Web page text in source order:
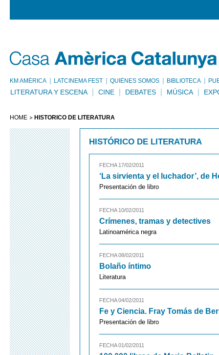
KM AMÈRICA LATCINEMA FEST QUIÉNES SOMOS BIBLIOTECA
LITERATURA Y ESCENA CINE DEBATES MÚSICA
HOME HISTÓRICO DE LITERATURA
HISTÓRICO DE LITERATURA
FECHA 17/02/2011
‘La sirvienta y el luchador’, de
Presentación de libro
FECHA 10/02/2011
Crímenes, tramas y detectives
Latinoamérica negra
FECHA 08/02/2011
Bolaño íntimo
Literatura
FECHA 04/02/2011
Fe y Ciencia. Fray Tomás de
Presentación de libro
FECHA 01/02/2011